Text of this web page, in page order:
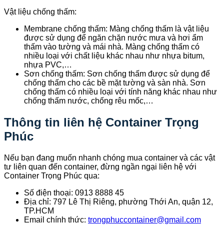
Vật liệu chống thấm:
Membrane chống thấm: Màng chống thấm là vật liệu
được sử dụng để ngăn chặn nước mưa và hơi ẩm
thấm vào tường và mái nhà. Màng chống thấm có
nhiều loại với chất liệu khác nhau như nhựa bitum,
nhựa PVC,…
Sơn chống thấm: Sơn chống thấm được sử dụng để
chống thấm cho các bề mặt tường và sàn nhà. Sơn
chống thấm có nhiều loại với tính năng khác nhau như
chống thấm nước, chống rêu mốc,…
Thông tin liên hệ Container Trọng
Phúc
Nếu bạn đang muốn nhanh chóng mua container và các vật
tư liên quan đến container, đừng ngần ngại liên hệ với
Container Trọng Phúc qua:
Số điện thoại: 0913 8888 45
Địa chỉ: 797 Lê Thị Riêng, phường Thới An, quận 12,
TP.HCM
Email chính thức: trongphuccontainer@gmail.com